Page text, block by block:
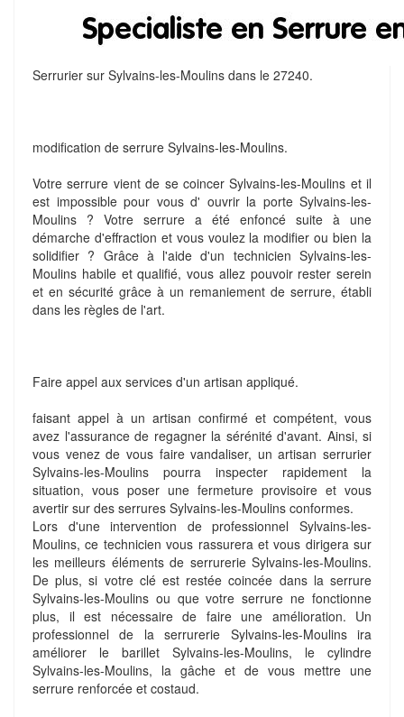
Serrurier sur Sylvains-les-Moulins dans le 27240.
modification de serrure Sylvains-les-Moulins.
Votre serrure vient de se coincer Sylvains-les-Moulins et il
est impossible pour vous d' ouvrir la porte Sylvains-les-
Moulins ? Votre serrure a été enfoncé suite à une
démarche d'effraction et vous voulez la modifier ou bien la
solidifier ? Grâce à l'aide d'un technicien Sylvains-les-
Moulins habile et qualifié, vous allez pouvoir rester serein
et en sécurité grâce à un remaniement de serrure, établi
dans les règles de l'art.
Faire appel aux services d'un artisan appliqué.
faisant appel à un artisan confirmé et compétent, vous
avez l'assurance de regagner la sérénité d'avant. Ainsi, si
vous venez de vous faire vandaliser, un artisan serrurier
Sylvains-les-Moulins pourra inspecter rapidement la
situation, vous poser une fermeture provisoire et vous
avertir sur des serrures Sylvains-les-Moulins conformes.
Lors d'une intervention de professionnel Sylvains-les-
Moulins, ce technicien vous rassurera et vous dirigera sur
les meilleurs éléments de serrurerie Sylvains-les-Moulins.
De plus, si votre clé est restée coincée dans la serrure
Sylvains-les-Moulins ou que votre serrure ne fonctionne
plus, il est nécessaire de faire une amélioration. Un
professionnel de la serrurerie Sylvains-les-Moulins ira
améliorer le barillet Sylvains-les-Moulins, le cylindre
Sylvains-les-Moulins, la gâche et de vous mettre une
serrure renforcée et costaud.